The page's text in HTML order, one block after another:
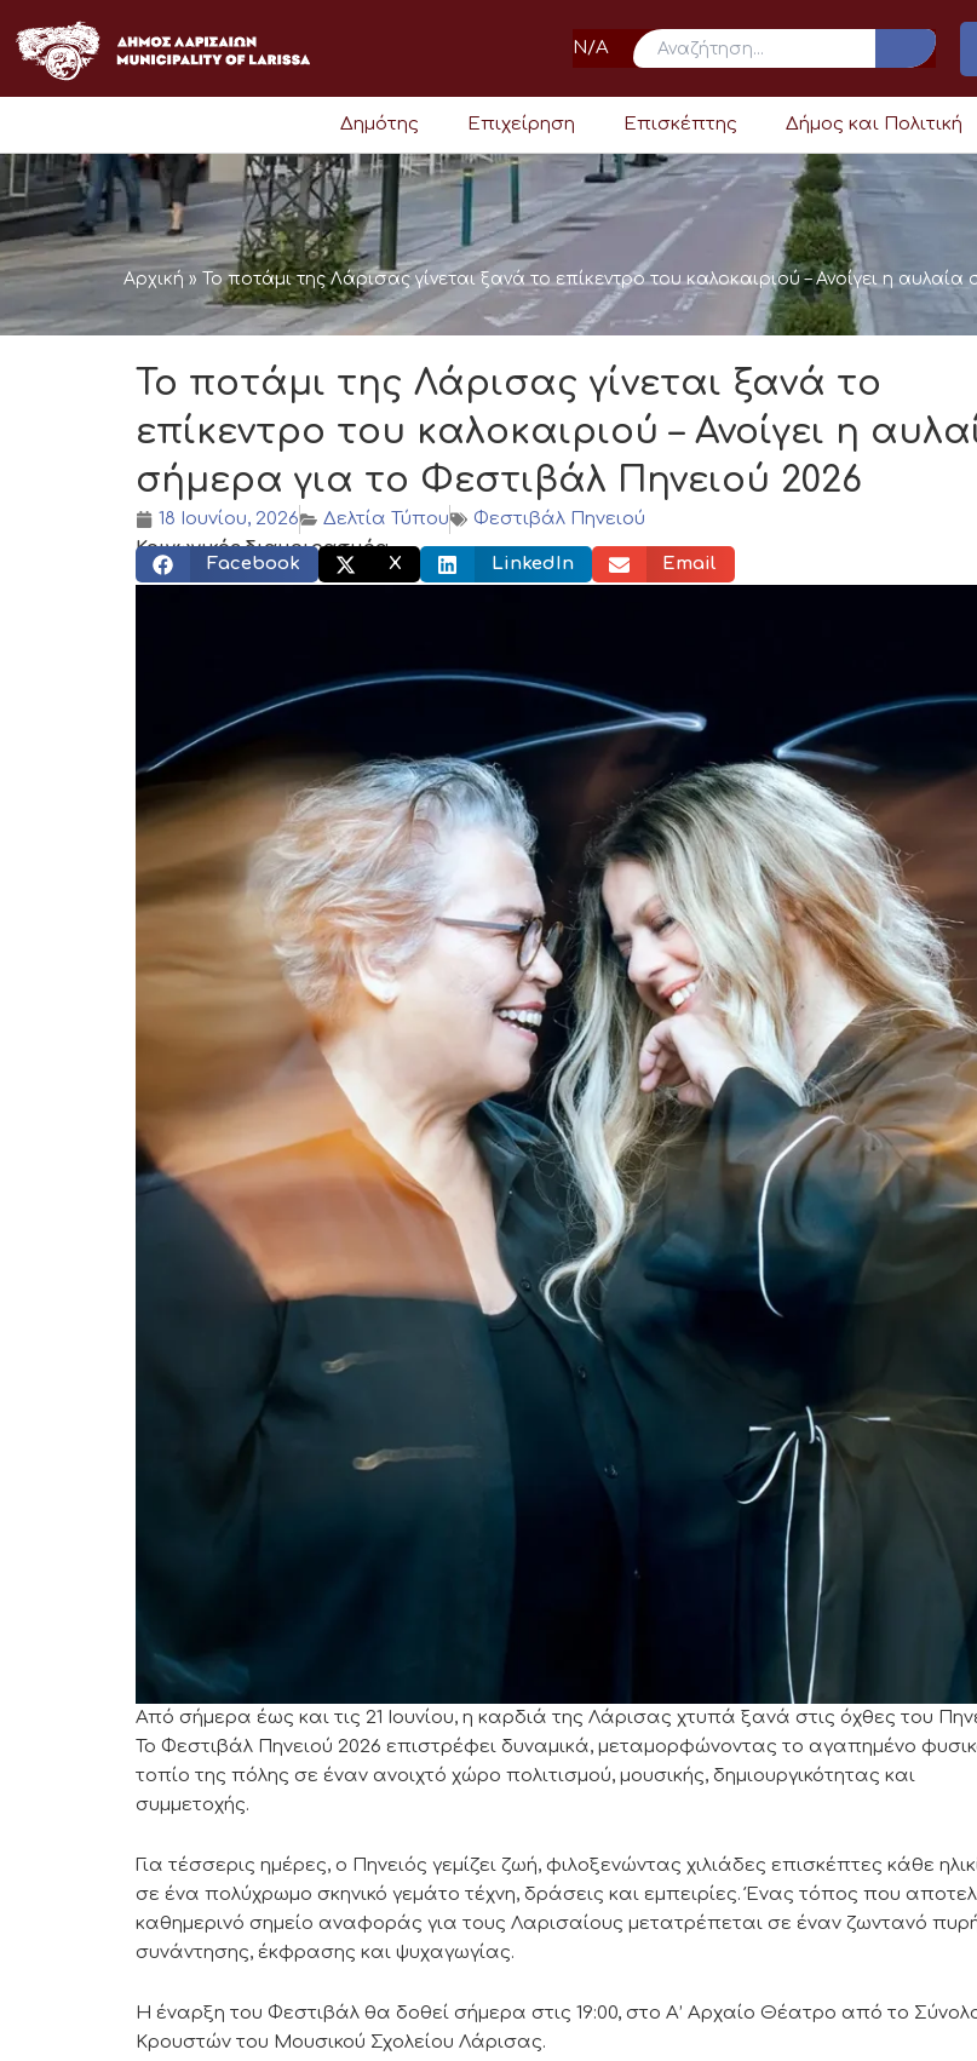
στο
περιεχόμενο
N/A
Δημότης Επιχείρηση Επισκέπτης Δήμος και Πολιτική
Αρχική » Το ποτάμι της Λάρισας γίνεται ξανά το επίκεντρο του καλοκαιριού – Ανοίγει η
Το ποτάμι της Λάρισας γίνεται ξανά το
επίκεντρο του καλοκαιριού – Ανοίγει η
σήμερα για το Φεστιβάλ Πηνειού 2026
18 Ιουνίου, 2026 Δελτία Τύπου
Φεστιβάλ Πηνειού
Κοινωνικός διαμοιρασμός:
Facebook X LinkedIn Email
Από σήμερα έως και τις 21 Ιουνίου, η καρδιά της Λάρισας χτυπά ξανά στις όχθες του
Το Φεστιβάλ Πηνειού 2026 επιστρέφει δυναμικά, μεταμορφώνοντας το αγαπημένο
τοπίο της πόλης σε έναν ανοιχτό χώρο πολιτισμού, μουσικής, δημιουργικότητας και
συμμετοχής.
Για τέσσερις ημέρες, ο Πηνειός γεμίζει ζωή, φιλοξενώντας χιλιάδες επισκέπτες κάθε
σε ένα πολύχρωμο σκηνικό γεμάτο τέχνη, δράσεις και εμπειρίες. Ένας τόπος που
καθημερινό σημείο αναφοράς για τους Λαρισαίους μετατρέπεται σε έναν ζωντανό
συνάντησης, έκφρασης και ψυχαγωγίας.
Η έναρξη του Φεστιβάλ θα δοθεί σήμερα στις 19:00, στο Α’ Αρχαίο Θέατρο από το
Κρουστών του Μουσικού Σχολείου Λάρισας.